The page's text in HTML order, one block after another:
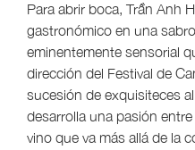
Para abrir boca, Trần Anh
gastronómico en una
eminentemente sensorial
dirección del Festival de
sucesión de exquisiteces
desarrolla una pasión
vino que va más allá de la